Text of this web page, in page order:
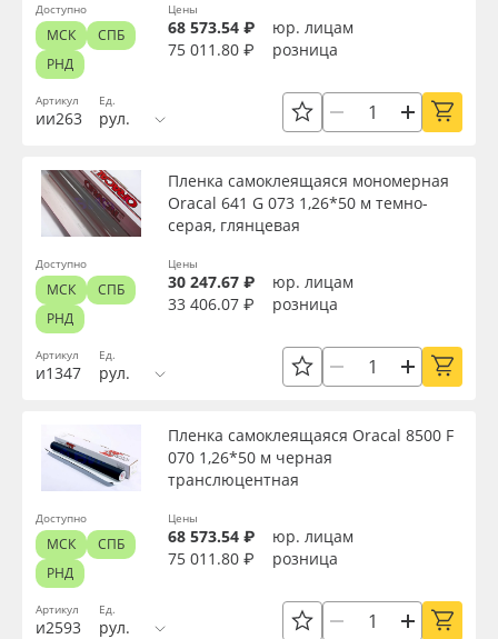
Orajet 3640
Плёнка монтажная Oratape
ПЭТ бэклит
Баннер
Заготовки для сувениров
Артикул
ии263
Ед.
рул.
Цены
68 573.54 ₽
юр. лицам
75 011.80 ₽
розница
Доступно
МСК
СПБ
РНД
Артикул
и1347
Пленка самоклеящаяся мономерная
Oracal 641 G 073 1,26*50 м темно-
серая, глянцевая
Ед.
рул.
Цены
30 247.67 ₽
юр. лицам
33 406.07 ₽
розница
Доступно
МСК
СПБ
РНД
Артикул
и2593
Пленка самоклеящаяся Oracal 8500 F
070 1,26*50 м черная
транслюцентная
Ед.
рул.
Цены
68 573.54 ₽
юр. лицам
75 011.80 ₽
розница
Доступно
МСК
СПБ
РНД